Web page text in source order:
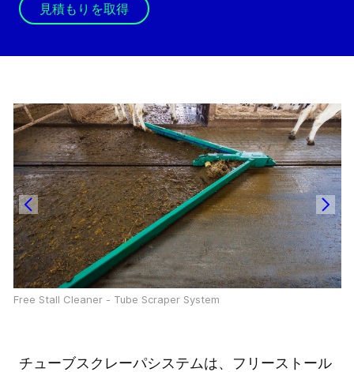
見積もりを取得
Free Stall Cleaner - Tube Scraper System
チューブスクレーパシステムは、フリーストール